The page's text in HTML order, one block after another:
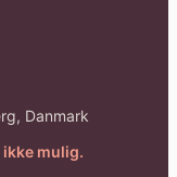
Danmark
mulig.